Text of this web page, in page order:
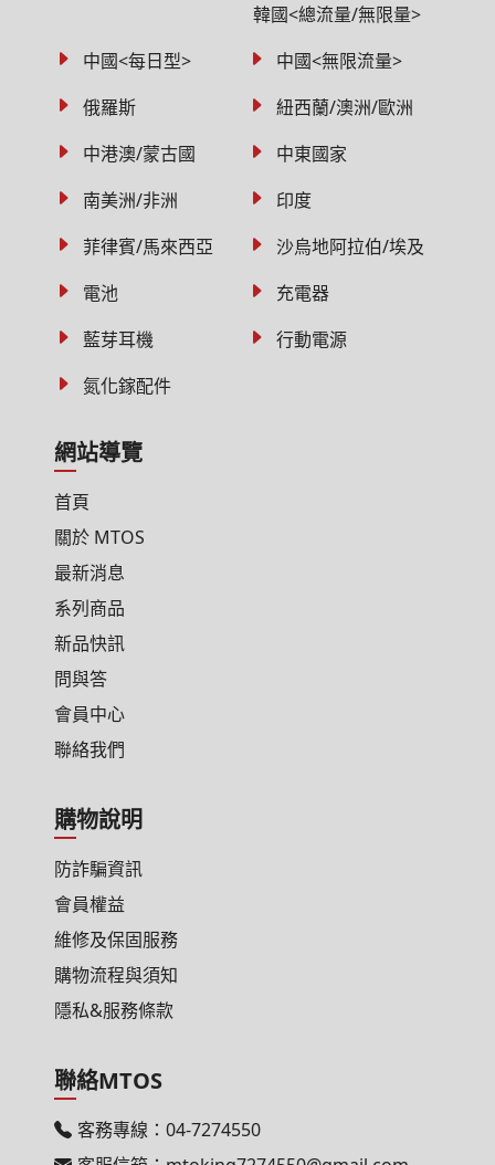
韓國<總流量/無限量>
中國<每日型>
中國<無限流量>
俄羅斯
紐西蘭/澳洲/歐洲
中港澳/蒙古國
中東國家
南美洲/非洲
印度
菲律賓/馬來西亞
沙烏地阿拉伯/埃及
電池
充電器
藍芽耳機
行動電源
氮化鎵配件
網站導覽
首頁
關於 MTOS
最新消息
系列商品
新品快訊
問與答
會員中心
聯絡我們
購物說明
防詐騙資訊
會員權益
維修及保固服務
購物流程與須知
隱私&服務條款
聯絡MTOS
客務專線：04-7274550